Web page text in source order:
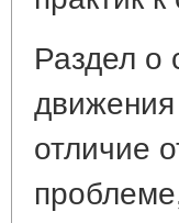
Раздел о
отличие